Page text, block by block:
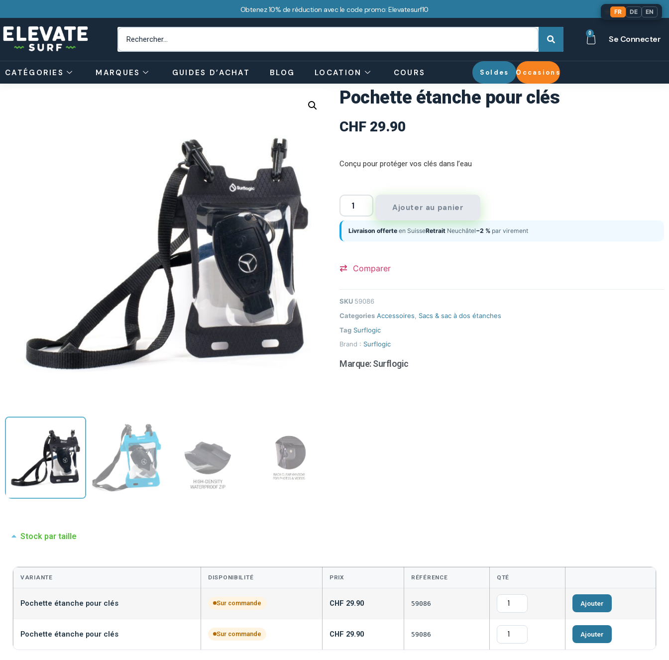
Obtenez 10% de réduction avec le code promo: Elevatesurf10
0
Se Connecter
CATÉGORIES MARQUES GUIDES D’ACHAT BLOG LOCATION COURS Soldes Occasions
Pochette étanche pour clés
CHF 29.90
Conçu pour protéger vos clés dans l’eau
Ajouter au panier
Livraison offerte en SuisseRetrait Neuchâtel−2 % par virement
Comparer
SKU 59086
Categories Accessoires
Sacs & sac à dos étanches
Tag Surflogic
Brand : Surflogic
Marque:Surflogic
Stock par taille
VARIANTE DISPONIBILITÉ PRIX RÉFÉRENCE QTÉ
Pochette étanche pour clés Sur commande CHF 29.90 59086 Ajouter
Pochette étanche pour clés Sur commande CHF 29.90 59086 Ajouter
FR DE EN